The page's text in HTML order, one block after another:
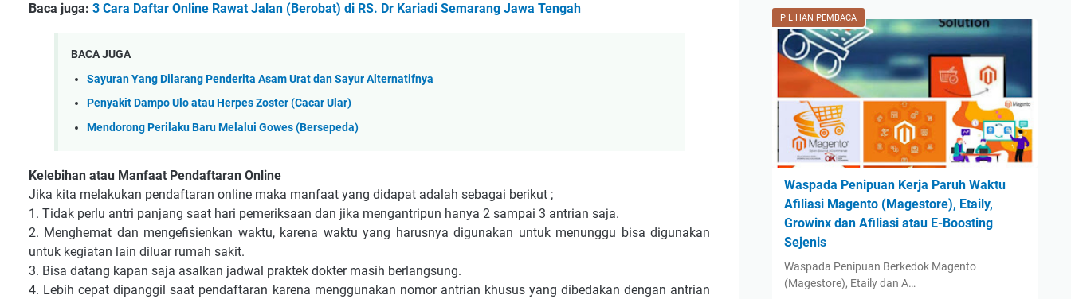
Baca juga: 3 Cara Daftar Online Rawat Jalan (Berobat) di RS. Dr Kariadi Semarang Jawa Tengah
BACA JUGA
Sayuran Yang Dilarang Penderita Asam Urat dan Sayur Alternatifnya
Penyakit Dampo Ulo atau Herpes Zoster (Cacar Ular)
Mendorong Perilaku Baru Melalui Gowes (Bersepeda)
Kelebihan atau Manfaat Pendaftaran Online
Jika kita melakukan pendaftaran online maka manfaat yang didapat adalah sebagai berikut ;
1. Tidak perlu antri panjang saat hari pemeriksaan dan jika mengantripun hanya 2 sampai 3 antrian saja.
2. Menghemat dan mengefisienkan waktu, karena waktu yang harusnya digunakan untuk menunggu bisa digunakan
untuk kegiatan lain diluar rumah sakit.
3. Bisa datang kapan saja asalkan jadwal praktek dokter masih berlangsung.
4. Lebih cepat dipanggil saat pendaftaran karena menggunakan nomor antrian khusus yang dibedakan dengan antrian
November(2)
October(2)
September(42)
(2)
July(2)
June(1)
May(1)
April(1)
March
(1)
February
January(1)
2023(14)
PILIHAN PEMBACA
Waspada Penipuan Kerja Paruh Waktu
Afiliasi Magento (Magestore), Etaily,
Growinx dan Afiliasi atau E-Boosting
Sejenis
Waspada Penipuan Berkedok Magento
(Magestore), Etaily dan A…